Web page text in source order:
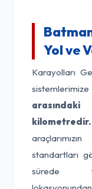
Yol ve
Karayolları
kilometredir.
standartları
sürede